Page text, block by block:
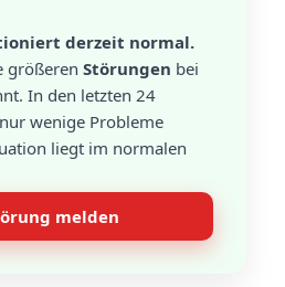
derzeit normal.
größeren Störungen bei
In den letzten 24
wenige Probleme
liegt im normalen
melden